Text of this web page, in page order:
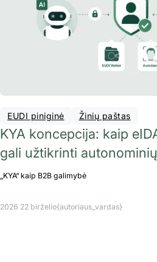
EUDI piniginė Žinių paštas
KYA koncepcija: kaip
gali užtikrinti
„KYA“ kaip B2B galimybė
2026 22 birželio{autoriaus_vardas}